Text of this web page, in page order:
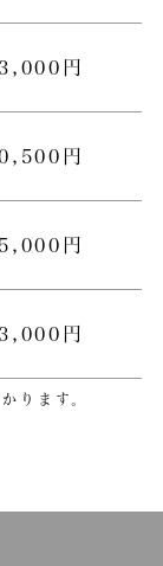
円
円
円
円
ります。